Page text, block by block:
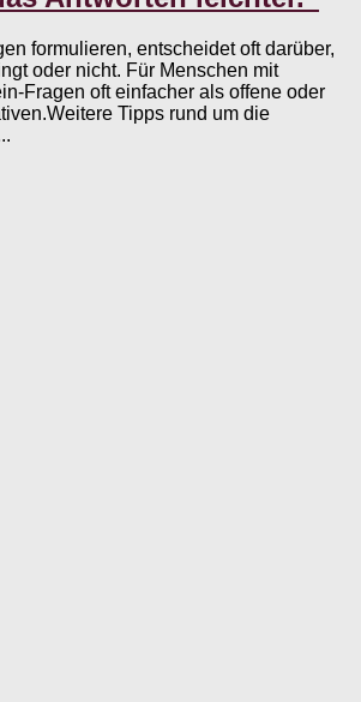
formulieren, entscheidet oft darüber,
oder nicht. Für Menschen mit
Fragen oft einfacher als offene oder
Tipps rund um die